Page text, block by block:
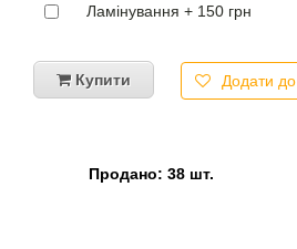
Ламінування + 150 грн
Купити Додати
Продано: 38 шт.